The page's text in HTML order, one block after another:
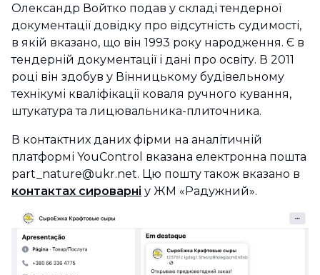
Олександр Войтко подав у складі тендерної
документації довідку про відсутність судимості,
в якій вказано, що він 1993 року народження. Є в
тендерній документації і дані про освіту. В 2011
році він здобув у Вінницькому будівельному
технікумі кваліфікації коваля ручного кування,
штукатура та лицювальника-плиточника.
В контактних даних фірми на аналітичній
платформі YouControl вказана електронна пошта
part_nature@ukr.net. Цю пошту також вказано в
контактах сироварні у ЖМ «Радужний».